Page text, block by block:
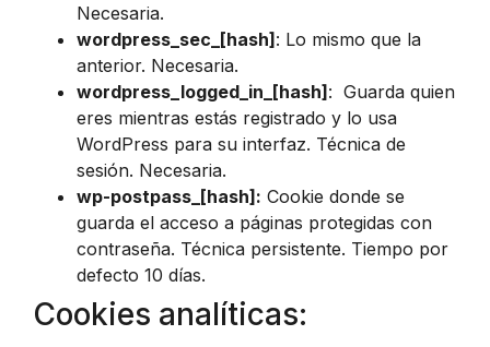
Necesaria.
wordpress_sec_[hash]: Lo mismo que la
anterior. Necesaria.
wordpress_logged_in_[hash]: Guarda quien
eres mientras estás registrado y lo usa
WordPress para su interfaz. Técnica de
sesión. Necesaria.
wp-postpass_[hash]: Cookie donde se
guarda el acceso a páginas protegidas con
contraseña. Técnica persistente. Tiempo por
defecto 10 días.
Cookies analíticas: